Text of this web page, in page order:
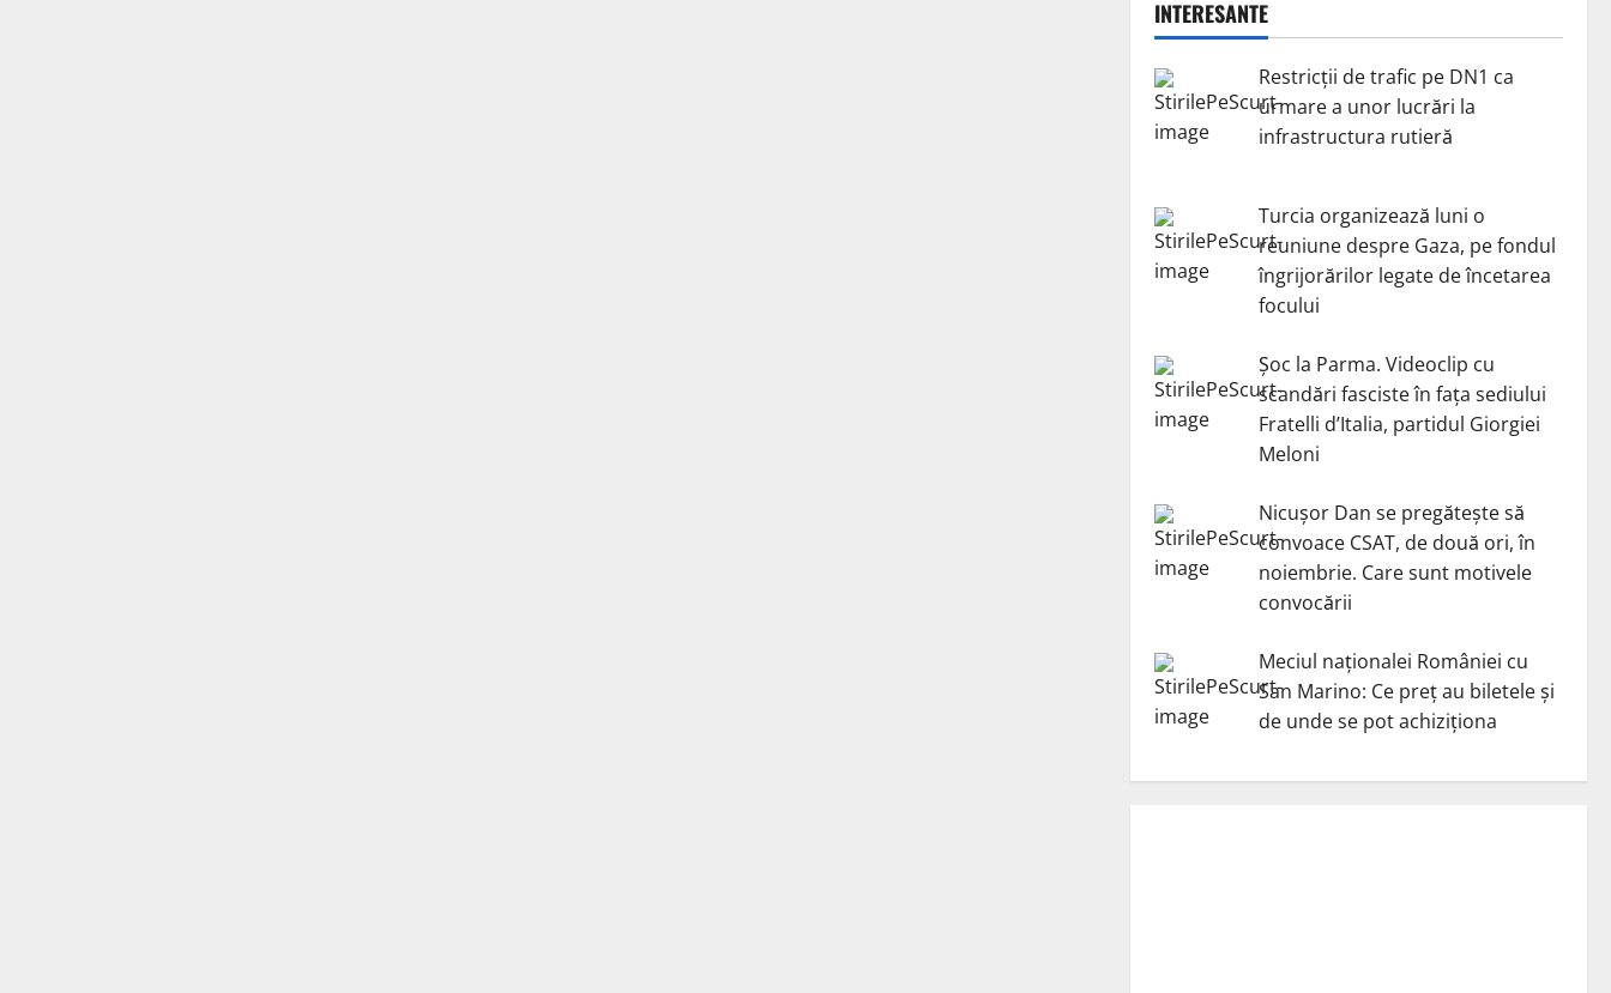
INTERESANTE
Restricții de trafic pe DN1 ca
urmare a unor lucrări la
infrastructura rutieră
Turcia organizează luni o
reuniune despre Gaza, pe fondul
îngrijorărilor legate de încetarea
focului
Șoc la Parma. Videoclip cu
scandări fasciste în fața sediului
Fratelli d’Italia, partidul Giorgiei
Meloni
Nicuşor Dan se pregăteşte să
convoace CSAT, de două ori, în
noiembrie. Care sunt motivele
convocării
Meciul naționalei României cu
San Marino: Ce preț au biletele și
de unde se pot achiziționa